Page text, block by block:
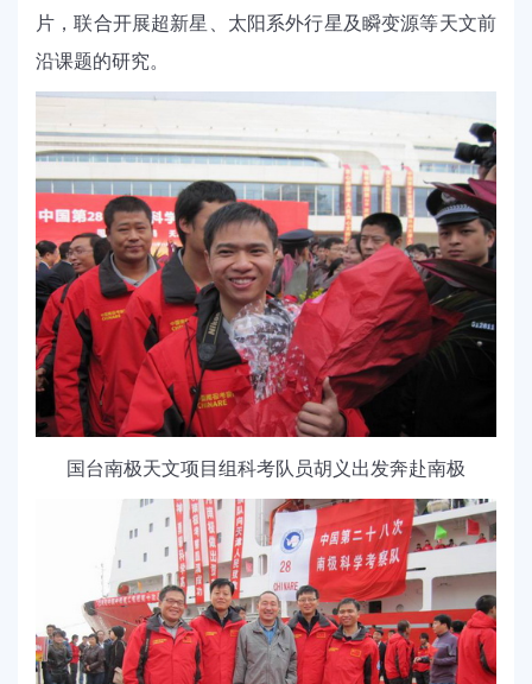
片，联合开展超新星、太阳系外行星及瞬变源等天文前
沿课题的研究。
国台南极天文项目组科考队员胡义出发奔赴南极